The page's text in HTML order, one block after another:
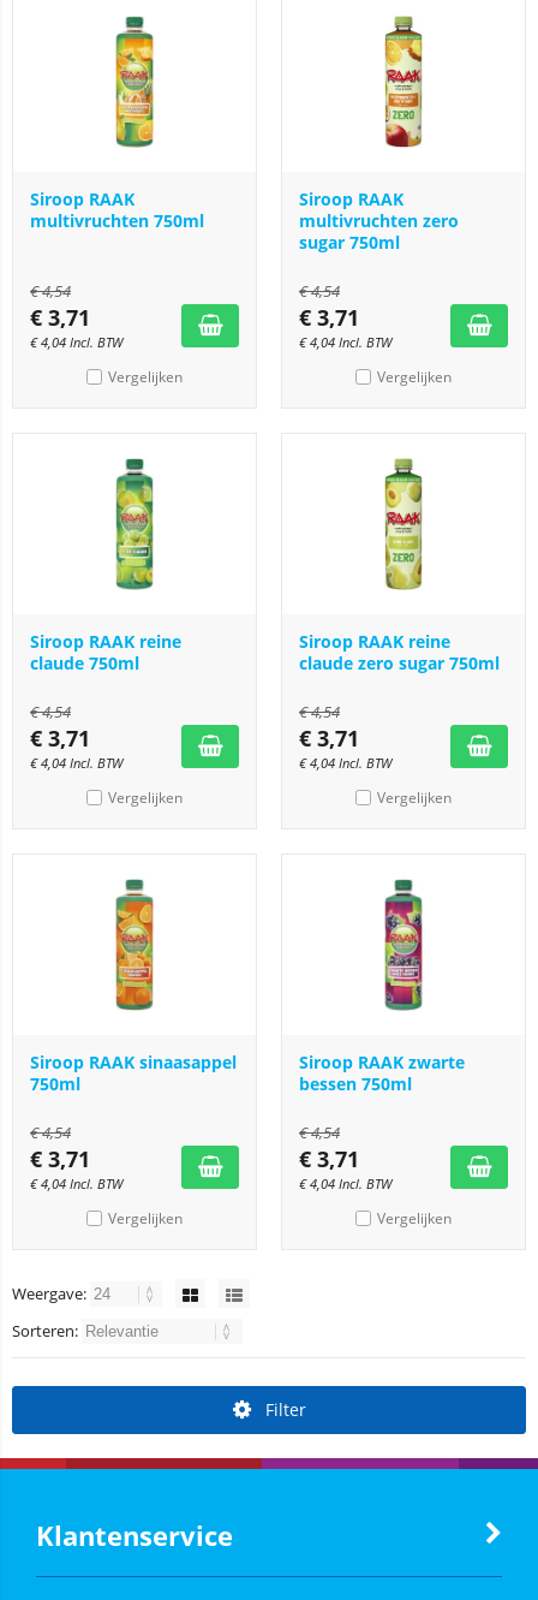
Siroop RAAK
multivruchten 750ml
€4,54
€ 3,71
€4,04 Incl. BTW
Vergelijken
Siroop RAAK
multivruchten zero
sugar 750ml
€4,54
€ 3,71
€4,04 Incl. BTW
Vergelijken
Siroop RAAK reine
claude 750ml
€4,54
€ 3,71
€4,04 Incl. BTW
Vergelijken
Siroop RAAK reine
claude zero sugar 750ml
€4,54
€ 3,71
€4,04 Incl. BTW
Vergelijken
Siroop RAAK sinaasappel
750ml
€4,54
€ 3,71
€4,04 Incl. BTW
Vergelijken
Siroop RAAK zwarte
bessen 750ml
€4,54
€ 3,71
€4,04 Incl. BTW
Vergelijken
Weergave:
Sorteren:
Filter
Klantenservice